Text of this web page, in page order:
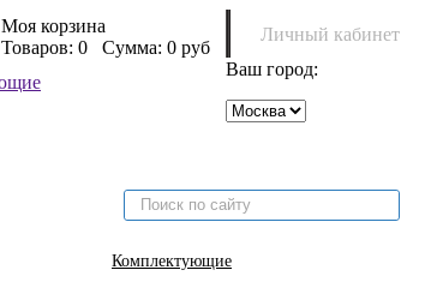
Личный кабинет
Ваш город:
Моя корзина
Товаров: 0 Сумма: 0 руб
Комплектующие